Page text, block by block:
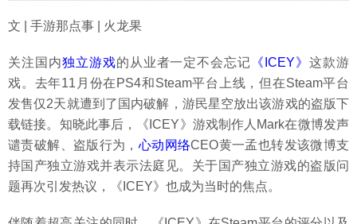
文 | 手游那点事 | 火龙果
关注国内独立游戏的从业者一定不会忘记 《ICEY》这款游
戏。去年11月份在PS4和Steam平台上线，但在Steam平台
发售仅2天就遭到了国内破解，游民星空放出该游戏的盗版下
载链接。知晓此事后，《ICEY》游戏制作人Mark在微博发声
谴责破解、盗版行为， 心动网络CEO黄一孟也转发该微博支
持国产独立游戏并表示法庭见。关于国产独立游戏的盗版问
题再次引发热议，《ICEY》也成为当时的焦点。